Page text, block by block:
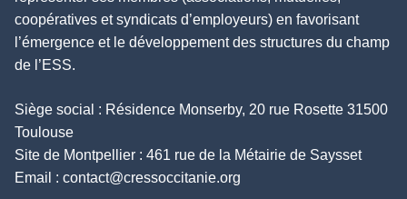
coopératives et syndicats d’employeurs) en favorisant
l’émergence et le développement des structures du champ
de l’ESS.
Siège social : Résidence Monserby, 20 rue Rosette 31500
Toulouse
Site de Montpellier : 461 rue de la Métairie de Saysset
Email : contact@cressoccitanie.org